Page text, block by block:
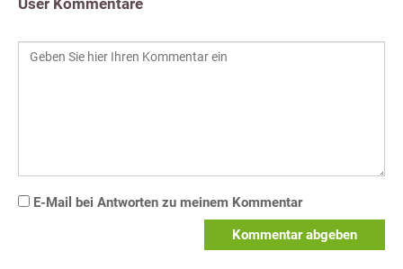
User Kommentare
E-Mail bei Antworten zu meinem Kommentar
Kommentar abgeben